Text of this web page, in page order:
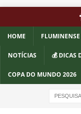
HOME FLUMINENSE
NOTÍCIAS 💰 DICAS
COPA DO MUNDO 2026